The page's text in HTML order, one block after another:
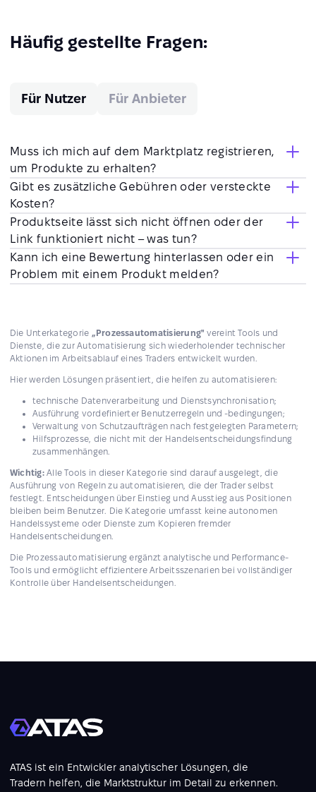
Häufig gestellte Fragen:
Für Nutzer Für Anbieter
Muss ich mich auf dem Marktplatz registrieren,
um Produkte zu erhalten?
Gibt es zusätzliche Gebühren oder versteckte
Kosten?
Produktseite lässt sich nicht öffnen oder der
Link funktioniert nicht – was tun?
Kann ich eine Bewertung hinterlassen oder ein
Problem mit einem Produkt melden?
Die Unterkategorie „Prozessautomatisierung" vereint Tools und
Dienste, die zur Automatisierung sich wiederholender technischer
Aktionen im Arbeitsablauf eines Traders entwickelt wurden.
Hier werden Lösungen präsentiert, die helfen zu automatisieren:
technische Datenverarbeitung und Dienstsynchronisation;
Ausführung vordefinierter Benutzerregeln und -bedingungen;
Verwaltung von Schutzaufträgen nach festgelegten Parametern;
Hilfsprozesse, die nicht mit der Handelsentscheidungsfindung
zusammenhängen.
Wichtig:Alle Tools in dieser Kategorie sind darauf ausgelegt, die
Ausführung von Regeln zu automatisieren, die der Trader selbst
festlegt. Entscheidungen über Einstieg und Ausstieg aus Positionen
bleiben beim Benutzer. Die Kategorie umfasst keine autonomen
Handelssysteme oder Dienste zum Kopieren fremder
Handelsentscheidungen.
Die Prozessautomatisierung ergänzt analytische und Performance-
Tools und ermöglicht effizientere Arbeitsszenarien bei vollständiger
Kontrolle über Handelsentscheidungen.
ATAS ist ein Entwickler analytischer Lösungen, die
Tradern helfen, die Marktstruktur im Detail zu erkennen.